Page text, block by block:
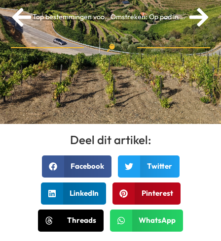
Top bestemmingen voor een fietsvakantie 2022: deel II Omstreken: Op pad in het Brabantse land
Deel dit artikel:
Facebook Twitter
LinkedIn Pinterest
Threads WhatsApp